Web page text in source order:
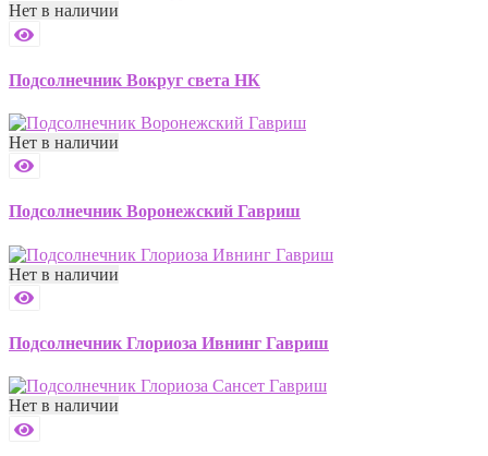
Нет в наличии
Подсолнечник Вокруг света НК
Нет в наличии
Подсолнечник Воронежский Гавриш
Нет в наличии
Подсолнечник Глориоза Ивнинг Гавриш
Нет в наличии